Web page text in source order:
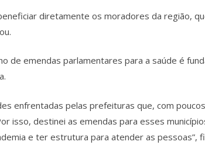
diretamente os moradores da região,
de emendas parlamentares para a saúde é
enfrentadas pelas prefeituras que, com
isso, destinei as emendas para esses
e ter estrutura para atender as pessoas”,